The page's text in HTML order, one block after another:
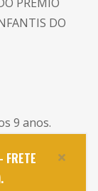
DO
9 anos.
FRETE